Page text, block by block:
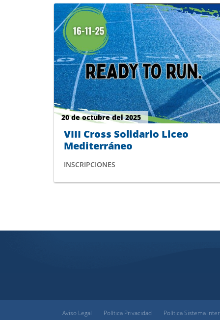
20 de octubre del 2025
VIII Cross Solidario Liceo
Mediterráneo
INSCRIPCIONES
Aviso Legal Política Privacidad Política Sistema